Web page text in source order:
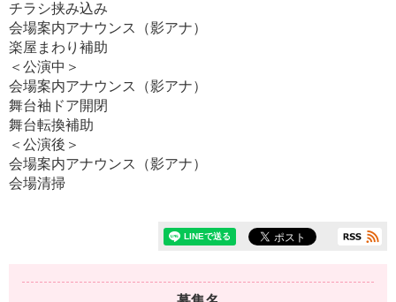
チラシ挟み込み
会場案内アナウンス（影アナ）
楽屋まわり補助
＜公演中＞
会場案内アナウンス（影アナ）
舞台袖ドア開閉
舞台転換補助
＜公演後＞
会場案内アナウンス（影アナ）
会場清掃